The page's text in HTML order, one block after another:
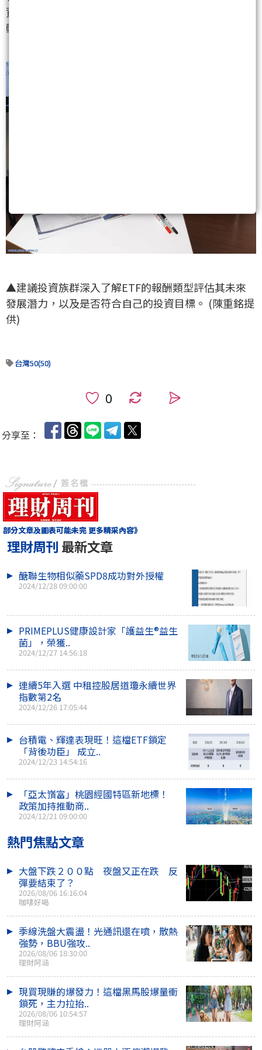
資人可以多布局這類具有長期利多的題材，短期抗波
動，長線也具備十足爆發力。
▲建議投資族群深入了解ETF的報酬類型評估其未來
發展潛力，以及是否符合自己的投資目標。 (陳重銘提
供)
台灣50(50)
分享至：
部分文章及圖表可能未完 更多精采內容》
理財周刊 最新文章
醣聯生物相似藥SPD8成功對外授權
2024/12/28 09:00:00
PRIMEPLUS健康設計家「護益生®益生
菌」，榮獲..
2024/12/27 14:56:18
連續5年入選 中租控股居道瓊永續世界
指數第2名
2024/12/26 17:05:44
台積電、輝達表現旺！這檔ETF鎖定
「背後功臣」 成立..
2024/12/23 14:54:16
「亞太嵿富」桃園經國特區新地標！
政策加持推動商..
2024/12/21 09:00:00
熱門焦點文章
大盤下跌２００點 夜盤又正在跌 反
彈要結束了？
2026/08/06 16:16:04
咖啡好喝
季線洗盤大震盪！光通訊還在噴，散熱
強勢，BBU強攻..
2026/08/06 18:30:00
理財阿涵
現買現賺的爆發力！這檔黑馬股爆量衝
鎖死，主力拉抬..
2026/08/06 10:54:57
理財阿涵